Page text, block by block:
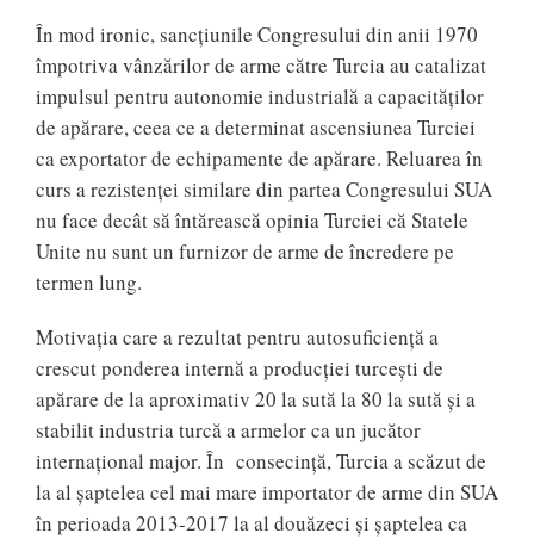
În mod ironic, sancțiunile Congresului din anii 1970
împotriva vânzărilor de arme către Turcia au catalizat
impulsul pentru autonomie industrială a capacităților
de apărare, ceea ce a determinat ascensiunea Turciei
ca exportator de echipamente de apărare. Reluarea în
curs a rezistenței similare din partea Congresului SUA
nu face decât să întărească opinia Turciei că Statele
Unite nu sunt un furnizor de arme de încredere pe
termen lung.
Motivația care a rezultat pentru autosuficiență a
crescut ponderea internă a producției turcești de
apărare de la aproximativ 20 la sută la 80 la sută și a
stabilit industria turcă a armelor ca un jucător
internațional major. În consecință, Turcia a scăzut de
la al șaptelea cel mai mare importator de arme din SUA
în perioada 2013-2017 la al douăzeci și șaptelea ca